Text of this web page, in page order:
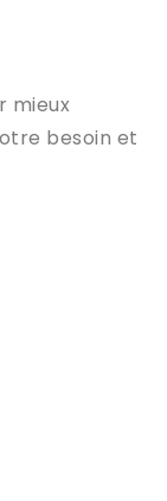
mieux
besoin et